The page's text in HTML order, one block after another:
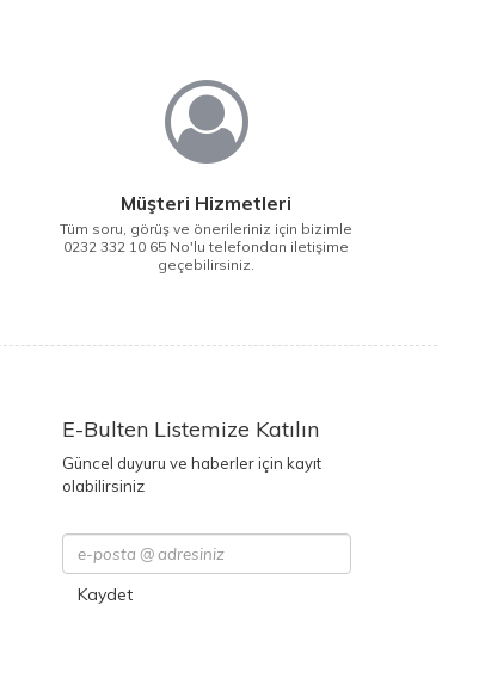
Müşteri Hizmetleri
Tüm soru, görüş ve önerileriniz için bizimle
0232 332 10 65 No'lu telefondan iletişime
geçebilirsiniz.
E-Bulten Listemize Katılın
Güncel duyuru ve haberler için kayıt
olabilirsiniz
Kaydet